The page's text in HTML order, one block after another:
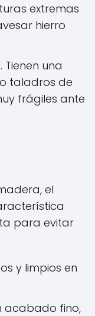
extremas
hierro
una
taladros de
frágiles ante
el
para evitar
y limpios en
acabado fino,